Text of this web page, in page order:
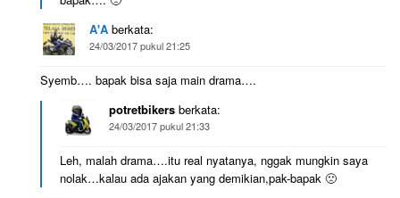
A'A berkata:
24/03/2017 pukul 21:25
Syemb…. bapak bisa saja main drama….
potretbikers berkata:
24/03/2017 pukul 21:33
Leh, malah drama….itu real nyatanya, nggak mungkin saya
nolak…kalau ada ajakan yang demikian,pak-bapak 🙁